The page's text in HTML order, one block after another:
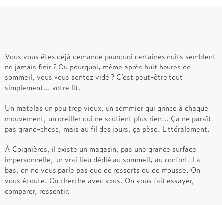
Vous vous êtes déjà demandé pourquoi certaines nuits semblent
ne jamais finir ? Ou pourquoi, même après huit heures de
sommeil, vous vous sentez vidé ? C’est peut-être tout
simplement… votre lit.
Un matelas un peu trop vieux, un sommier qui grince à chaque
mouvement, un oreiller qui ne soutient plus rien... Ça ne paraît
pas grand-chose, mais au fil des jours, ça pèse. Littéralement.
À Coignières, il existe un magasin, pas une grande surface
impersonnelle, un vrai lieu dédié au sommeil, au confort. Là-
bas, on ne vous parle pas que de ressorts ou de mousse. On
vous écoute. On cherche avec vous. On vous fait essayer,
comparer, ressentir.